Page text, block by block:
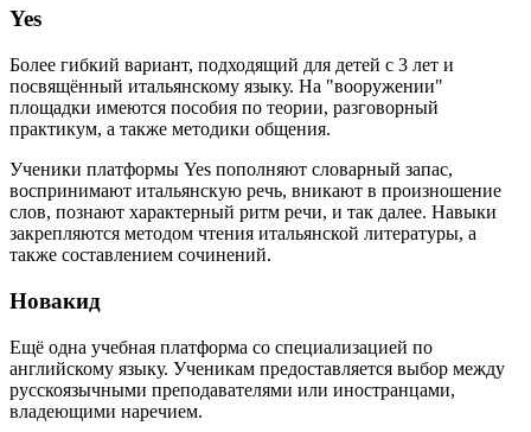
Yes
Более гибкий вариант, подходящий для детей с 3 лет и
посвящённый итальянскому языку. На "вооружении"
площадки имеются пособия по теории, разговорный
практикум, а также методики общения.
Ученики платформы Yes пополняют словарный запас,
воспринимают итальянскую речь, вникают в произношение
слов, познают характерный ритм речи, и так далее. Навыки
закрепляются методом чтения итальянской литературы, а
также составлением сочинений.
Новакид
Ещё одна учебная платформа со специализацией по
английскому языку. Ученикам предоставляется выбор между
русскоязычными преподавателями или иностранцами,
владеющими наречием.